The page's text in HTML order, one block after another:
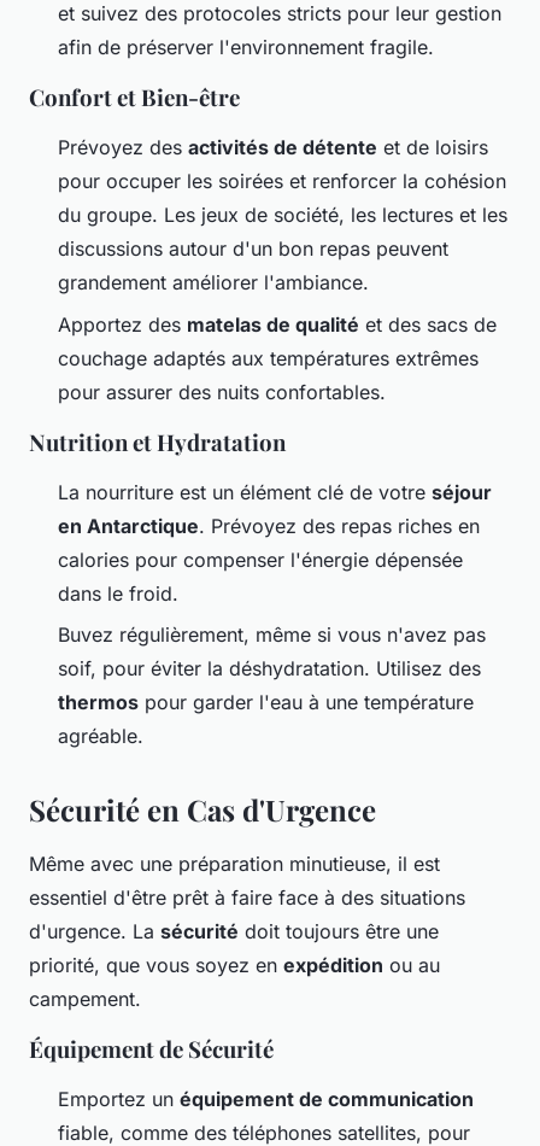
et suivez des protocoles stricts pour leur gestion
afin de préserver l'environnement fragile.
Confort et Bien-être
Prévoyez des activités de détente et de loisirs
pour occuper les soirées et renforcer la cohésion
du groupe. Les jeux de société, les lectures et les
discussions autour d'un bon repas peuvent
grandement améliorer l'ambiance.
Apportez des matelas de qualité et des sacs de
couchage adaptés aux températures extrêmes
pour assurer des nuits confortables.
Nutrition et Hydratation
La nourriture est un élément clé de votre séjour
en Antarctique. Prévoyez des repas riches en
calories pour compenser l'énergie dépensée
dans le froid.
Buvez régulièrement, même si vous n'avez pas
soif, pour éviter la déshydratation. Utilisez des
thermos pour garder l'eau à une température
agréable.
Sécurité en Cas d'Urgence
Même avec une préparation minutieuse, il est
essentiel d'être prêt à faire face à des situations
d'urgence. La sécurité doit toujours être une
priorité, que vous soyez en expédition ou au
campement.
Équipement de Sécurité
Emportez un équipement de communication
fiable, comme des téléphones satellites, pour